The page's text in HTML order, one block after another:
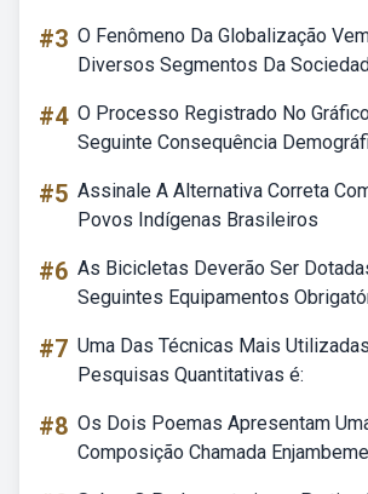
#3 O Fenômeno Da Globalização
Diversos Segmentos Da
#4 O Processo Registrado No
Seguinte Consequência
#5 Assinale A Alternativa Correta
Povos Indígenas Brasileiros
#6 As Bicicletas Deverão Ser
Seguintes Equipamentos
#7 Uma Das Técnicas Mais
Pesquisas Quantitativas é:
#8 Os Dois Poemas Apresentam
Composição Chamada